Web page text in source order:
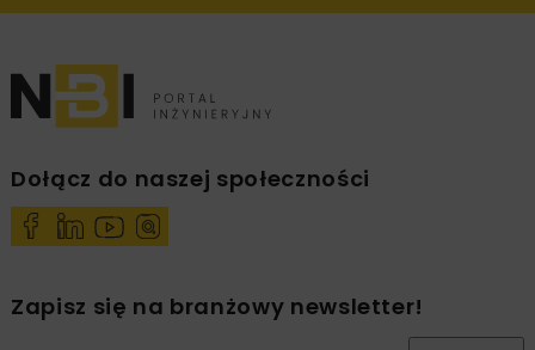
Dołącz do naszej społeczności
Zapisz się na branżowy newsletter!